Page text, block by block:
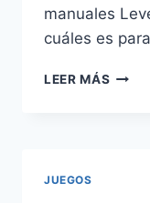
manuales
cuáles es
LEER MÁS
JUEGOS